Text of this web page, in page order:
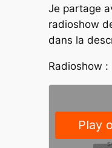
Je partage
radioshow
dans la
Radioshow :